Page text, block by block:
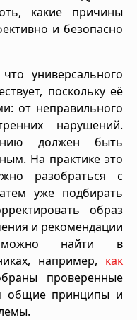
какие причины
и безопасно
универсального
поскольку её
от неправильного
нарушений.
должен быть
На практике это
разобраться с
уже подбирать
образ
и рекомендации
найти в
например, как
проверенные
общие принципы и